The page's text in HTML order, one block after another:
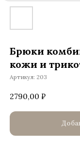
Брюки
кожи и
Артикул: 203
2790,00 ₽